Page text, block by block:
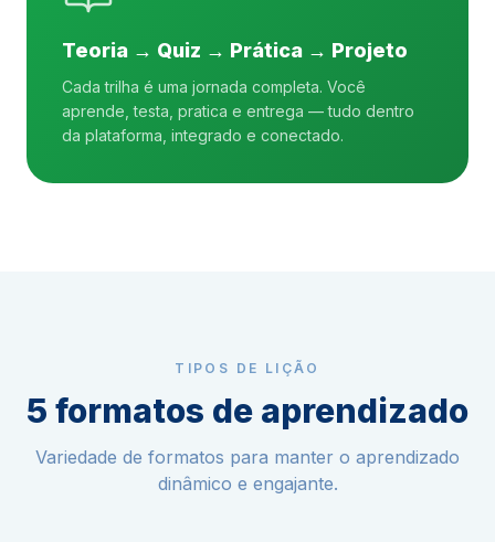
Teoria → Quiz → Prática → Projeto
Cada trilha é uma jornada completa. Você
aprende, testa, pratica e entrega — tudo dentro
da plataforma, integrado e conectado.
TIPOS DE LIÇÃO
5 formatos de aprendizado
Variedade de formatos para manter o aprendizado
dinâmico e engajante.